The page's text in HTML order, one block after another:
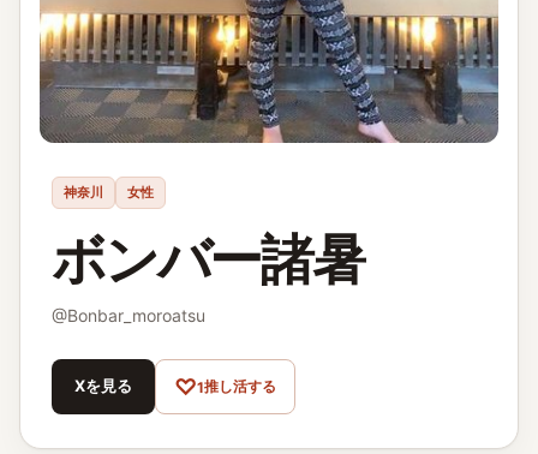
神奈川 女性
ボンバー諸暑
@Bonbar_moroatsu
Xを見る ♡1推し活する